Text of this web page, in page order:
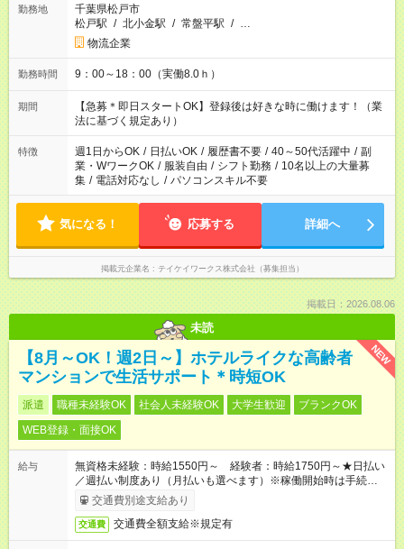
勤務地
千葉県松戸市
松戸駅 / 北小金駅 / 常盤平駅 / …
物流企業
勤務時間 9：00～18：00（実働8.0ｈ）
期間
【急募＊即日スタートOK】登録後は好きな時に働けます！（業
法に基づく規定あり）
特徴 週1日からOK / 日払いOK / 履歴書不要 / 40～50代活躍中 / 副
業・WワークOK / 服装自由 / シフト勤務 / 10名以上の大量募
集 / 電話対応なし / パソコンスキル不要
気になる！ 応募する 詳細へ
掲載元企業名 テイケイワークス株式会社（募集担当）
掲載日：2026.08.06
未読
NEW
【8月～OK！週2日～】ホテルライクな高齢者
マンションで生活サポート＊時短OK
派遣 職種未経験OK 社会人未経験OK 大学生歓迎
ブランクOK
WEB登録・面接OK
給与
無資格未経験：時給1550円～ 経験者：時給1750円～★日払い
／週払い制度あり（月払いも選べます）※稼働開始時は手続き完
了次第のお支払いとなります。
交通費別途支給あり
交通費 交通費全額支給※規定有